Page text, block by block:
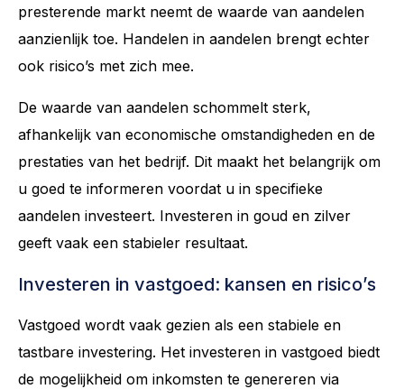
presterende markt neemt de waarde van aandelen
aanzienlijk toe. Handelen in aandelen brengt echter
ook risico’s met zich mee.
De waarde van aandelen schommelt sterk,
afhankelijk van economische omstandigheden en de
prestaties van het bedrijf. Dit maakt het belangrijk om
u goed te informeren voordat u in specifieke
aandelen investeert. Investeren in goud en zilver
geeft vaak een stabieler resultaat.
Investeren in vastgoed: kansen en risico’s
Vastgoed wordt vaak gezien als een stabiele en
tastbare investering. Het investeren in vastgoed biedt
de mogelijkheid om inkomsten te genereren via